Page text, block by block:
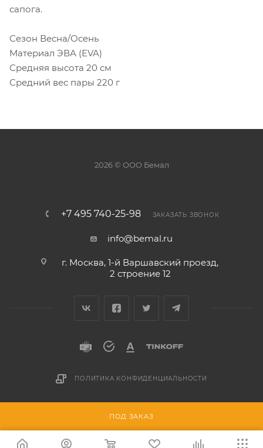
ПОД ЗАКАЗ
сапога.
Сезон Весна/Осень
Материал ЭВА (EVA)
Средняя высота 20 см
Средний вес пары 220 г
2026 © ООО Бемал
+7 495 740-25-98 ЗАКАЗАТЬ ЗВОНОК
info@bemal.ru
г. Москва, 1-й Варшавский проезд,
2 строение 12
ПОЛИТИКА КОНФИДЕНЦИАЛЬНОСТИ